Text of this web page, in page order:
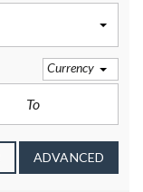
Currency
ADVANCED